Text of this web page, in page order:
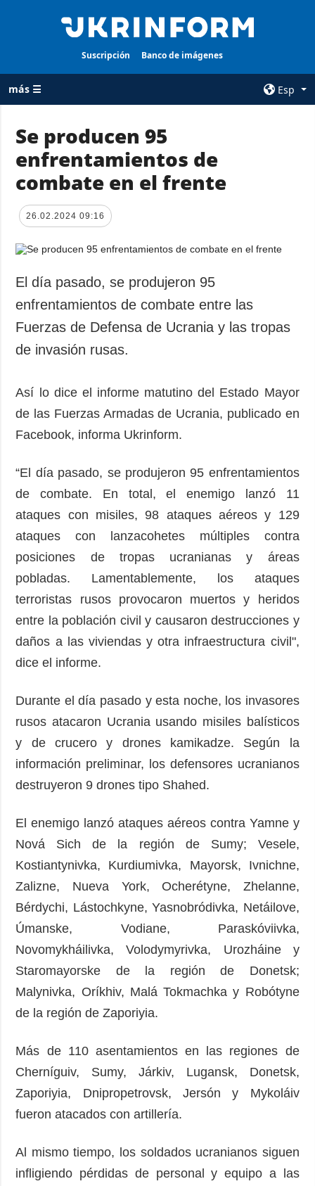
Suscripción Banco de imágenes
más ☰
Esp
TODAS LAS
CATEGORÍAS
Guerra
Reconstrucción
Política
Economía
Defensa
Sociedad y
emergencias
AGENCIA
sobre la agencia
Política de
privacidad y
protección de
datos personales
Podcasts
Publicaciones
Entrevistas
Fotos
Video
Releases
Suscripción
Banco de
imágenes
Se producen 95
enfrentamientos de
combate en el frente
26.02.2024 09:16
El día pasado, se produjeron 95
enfrentamientos de combate entre las
Fuerzas de Defensa de Ucrania y las tropas
de invasión rusas.
Así lo dice el informe matutino del Estado Mayor
de las Fuerzas Armadas de Ucrania, publicado en
Facebook, informa Ukrinform.
“El día pasado, se produjeron 95 enfrentamientos
de combate. En total, el enemigo lanzó 11
ataques con misiles, 98 ataques aéreos y 129
ataques con lanzacohetes múltiples contra
posiciones de tropas ucranianas y áreas
pobladas. Lamentablemente, los ataques
terroristas rusos provocaron muertos y heridos
entre la población civil y causaron destrucciones y
daños a las viviendas y otra infraestructura civil",
dice el informe.
Durante el día pasado y esta noche, los invasores
rusos atacaron Ucrania usando misiles balísticos
y de crucero y drones kamikadze. Según la
información preliminar, los defensores ucranianos
destruyeron 9 drones tipo Shahed.
El enemigo lanzó ataques aéreos contra Yamne y
Nová Sich de la región de Sumy; Vesele,
Kostiantynivka, Kurdiumivka, Mayorsk, Ivnichne,
Zalizne, Nueva York, Ocherétyne, Zhelanne,
Bérdychi, Lástochkyne, Yasnobródivka, Netáilove,
Úmanske, Vodiane, Paraskóviivka,
Novomykháilivka, Volodymyrivka, Urozháine y
Staromayorske de la región de Donetsk;
Malynivka, Oríkhiv, Malá Tokmachka y Robótyne
de la región de Zaporiyia.
Más de 110 asentamientos en las regiones de
Cherníguiv, Sumy, Járkiv, Lugansk, Donetsk,
Zaporiyia, Dnipropetrovsk, Jersón y Mykoláiv
fueron atacados con artillería.
Al mismo tiempo, los soldados ucranianos siguen
infligiendo pérdidas de personal y equipo a las